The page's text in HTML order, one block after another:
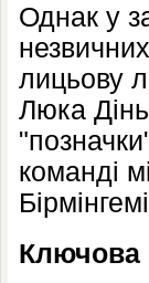
Однак у
лицьову
Люка
команді
Ключова